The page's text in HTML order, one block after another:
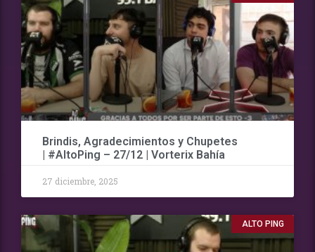
Brindis, Agradecimientos y Chupetes
| #AltoPing – 27/12 | Vorterix Bahía
27 diciembre, 2025
ALTO PING